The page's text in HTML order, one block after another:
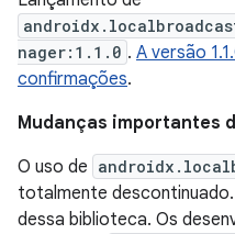
nager:1.1.0 . A versão
confirmações.
Mudanças importantes
O uso de
totalmente
dessa biblioteca. Os